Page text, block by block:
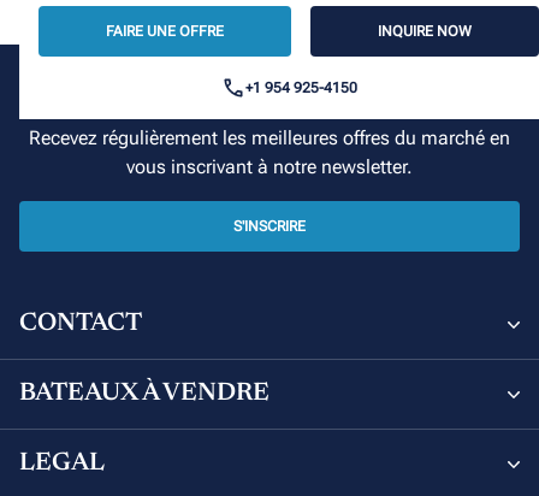
FAIRE UNE OFFRE INQUIRE NOW
+1 954 925-4150
Votre croisière commence ici
Recevez régulièrement les meilleures offres du marché en
vous inscrivant à notre newsletter.
S'INSCRIRE
CONTACT
Sunsail and Moorings Brokerage
BATEAUX À VENDRE
Bateaux à vendre
LEGAL